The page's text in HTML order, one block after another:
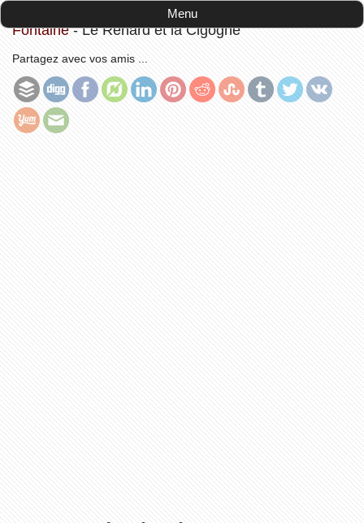
Les Fables et Contes de Jean de La
Fontaine-Le Renard et la Cigogne
Partagez avec vos amis ...
Menu